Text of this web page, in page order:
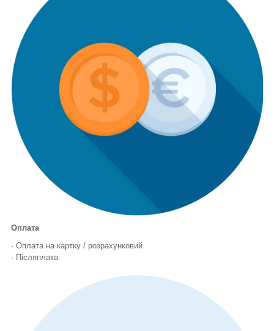
Оплата
· Оплата на картку / розрахунковий
· Післяплата